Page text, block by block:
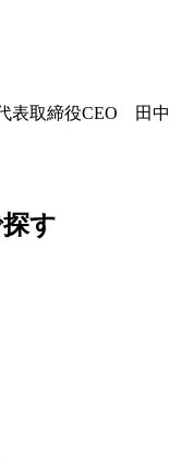
表取締役CEO 田中
す